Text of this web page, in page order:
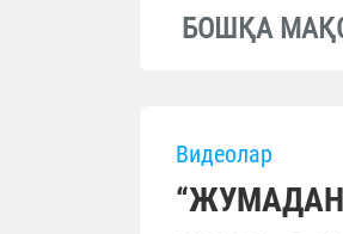
БОШҚА
Видеолар
“ЖУМАДАН